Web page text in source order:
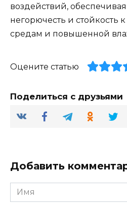
воздействий,
негорючесть и стойкость
средам и повышенной
Оцените статью
Поделиться с друзьями
Добавить
Имя
*